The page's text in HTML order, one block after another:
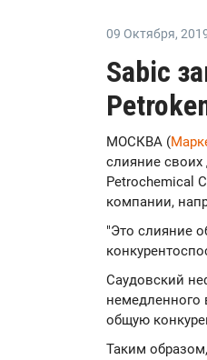
09 Октября,
Sabic
МОСКВА (
слияние своих
Petrochemical
компании,
"Это слияние
Саудовский
немедленного
общую
Таким